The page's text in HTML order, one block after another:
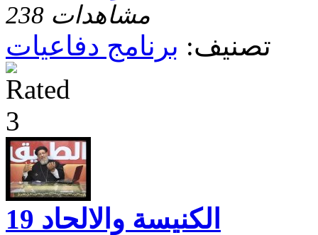
238 مشاهدات
تصنيف: برنامج دفاعيات
الكنيسة والالحاد 19